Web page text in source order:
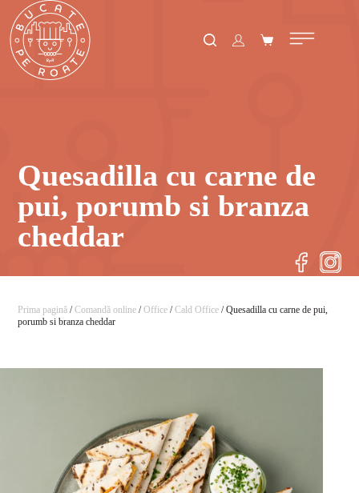
Quesadilla cu carne de
pui, porumb si branza
cheddar
Prima pagină /Comandă online /Office /Cald Office / Quesadilla cu carne de pui,
porumb si branza cheddar